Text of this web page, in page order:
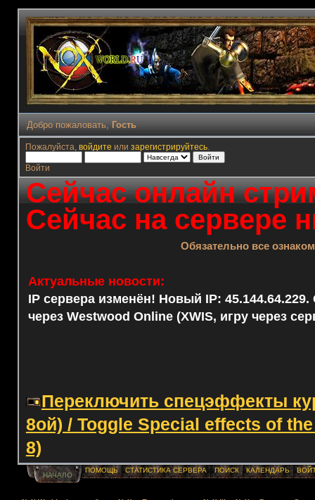
Добро пожаловать, Гость
Пожалуйста, войдите или зарегистрируйтесь.
Войти
Сейчас онлайн
Сейчас на сервере
Обязательно все
Актуальные новости:
IP сервера изменён! Новый IP: 45.144.64.229.
через Westwood Online (XWIS, игру через
Переключить спецэффекты
8ой) / Toggle Special effects of
8)
НАЧАЛО
ПОМОЩЬ СТАТИСТИКА СЕРВЕРА ПОИСК КАЛЕНДАРЬ